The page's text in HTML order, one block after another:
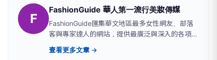
F
FashionGuide 華人第一流行美妝傳媒
FashionGuide匯集華文地區最多女性網友、部落
客與專家達人的網站，提供最廣泛與深入的各項女
性議題；其中FG市調大隊與投票評鑑服務，完全
不受商業或廣告考量的影響，使「FG特優選標
查看更多文章 →